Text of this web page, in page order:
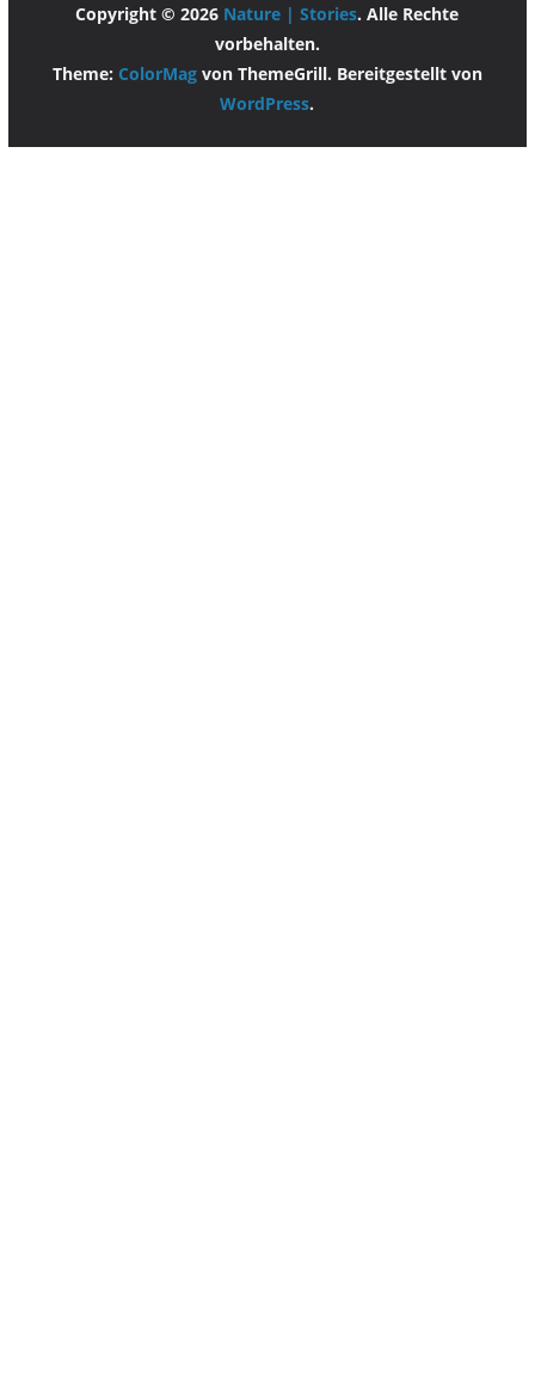
Copyright © 2026 Nature | Stories. Alle Rechte
vorbehalten.
Theme: ColorMagvon ThemeGrill. Bereitgestellt von
WordPress.